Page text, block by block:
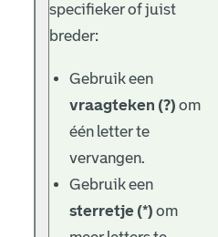
specifieker of juist
breder:
Gebruik een
vraagteken (?) om
één letter te
vervangen.
Gebruik een
sterretje (*) om